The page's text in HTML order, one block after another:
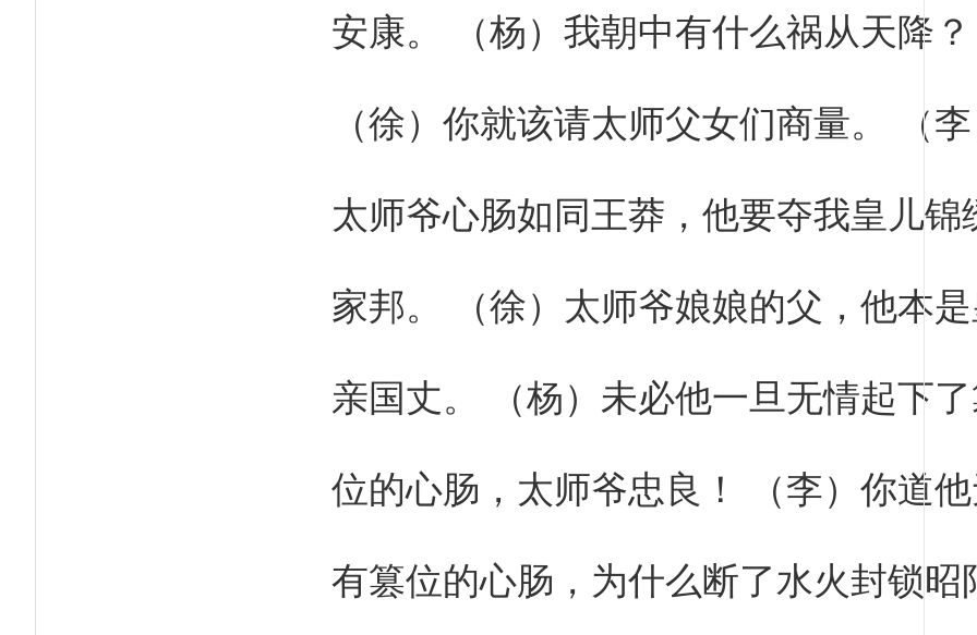
安康。 （杨）我朝中有什么祸从天降？
（徐）你就该请太师父女们商量。 （李
太师爷心肠如同王莽，他要夺我皇儿锦
家邦。 （徐）太师爷娘娘的父，他本
亲国丈。 （杨）未必他一旦无情起下
位的心肠，太师爷忠良！ （李）你道
有篡位的心肠，为什么断了水火封锁昭